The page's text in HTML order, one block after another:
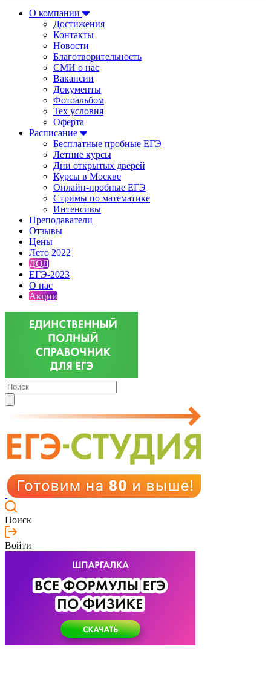
О компании
Достижения
Контакты
Новости
Благотворительность
СМИ о нас
Вакансии
Документы
Фотоальбом
Тех условия
Оферта
Расписание
Бесплатные пробные ЕГЭ
Летние курсы
Дни открытых дверей
Курсы в Москве
Онлайн-пробные ЕГЭ
Стримы по математике
Интенсивы
Преподаватели
Отзывы
Цены
Лето 2022
ДОД
ЕГЭ-2023
О нас
Акции
Поиск
Войти